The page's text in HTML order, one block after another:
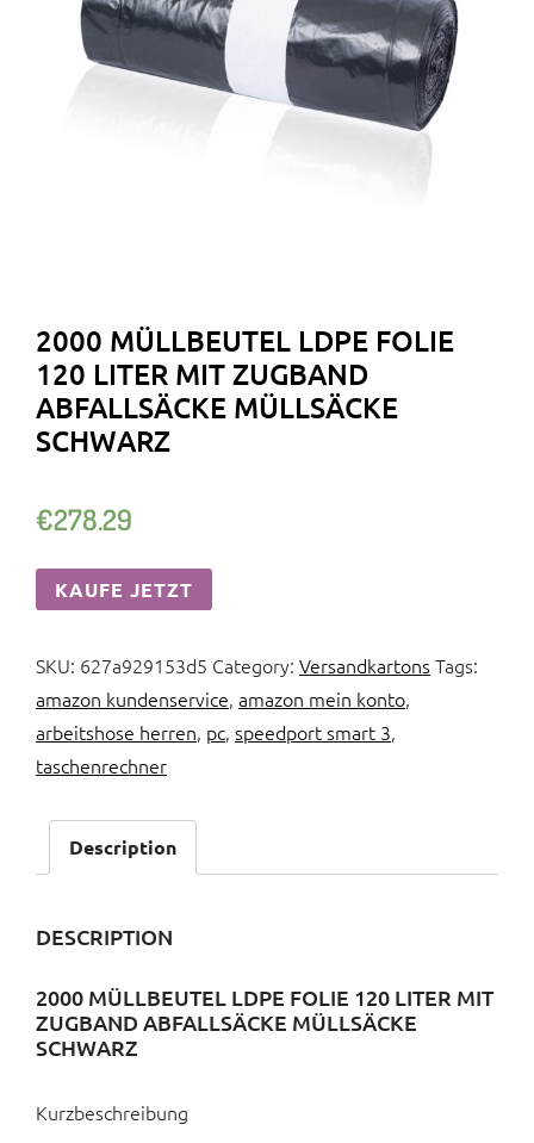
2000 MÜLLBEUTEL LDPE FOLIE
120 LITER MIT ZUGBAND
ABFALLSÄCKE MÜLLSÄCKE
SCHWARZ
€278.29
KAUFE JETZT
SKU: 627a929153d5 Category: VersandkartonsTags:
amazon kundenservice, amazon mein konto,
arbeitshose herren, pc, speedport smart 3,
taschenrechner
Description
DESCRIPTION
2000 MÜLLBEUTEL LDPE FOLIE 120 LITER MIT
ZUGBAND ABFALLSÄCKE MÜLLSÄCKE
SCHWARZ
Kurzbeschreibung